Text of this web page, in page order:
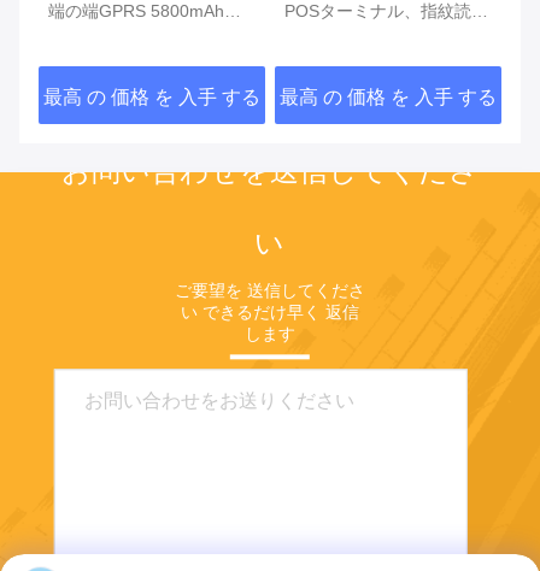
POSターミナル、指紋読取
POS
最高 の 価格 を 入手 する
トな移動式支払ターミナル
最高 の 価格 を 入手 する
お問い合わせを送信してくださ
い
ご要望を 送信してくださ
い できるだけ早く 返信
します